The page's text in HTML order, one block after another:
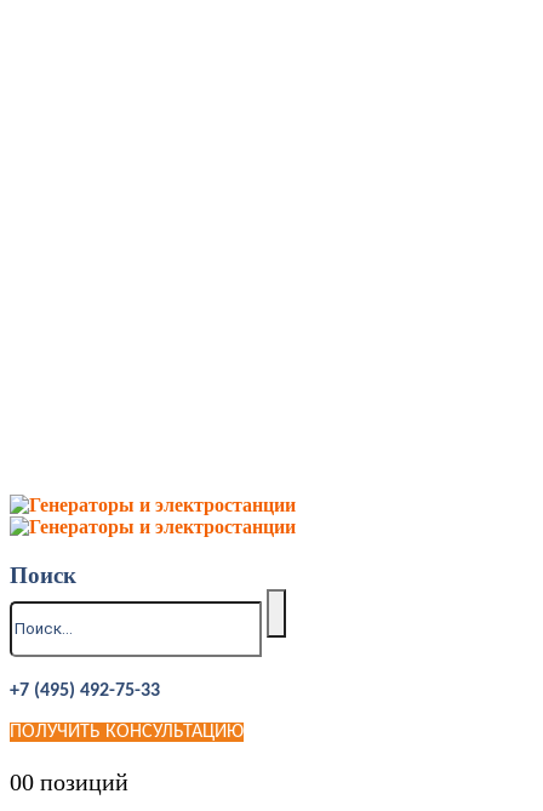
Поиск
+7 (495) 492-75-33
ПОЛУЧИТЬ КОНСУЛЬТАЦИЮ
00 позиций